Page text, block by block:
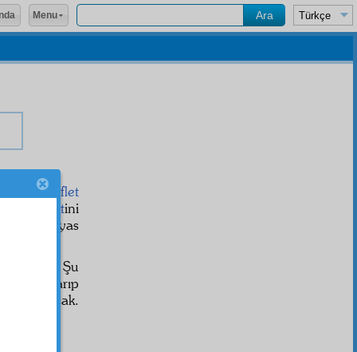
gaflet
i nimetini
kıyas
e der ki: Şu
çıkarıp
yapacak.
Menu